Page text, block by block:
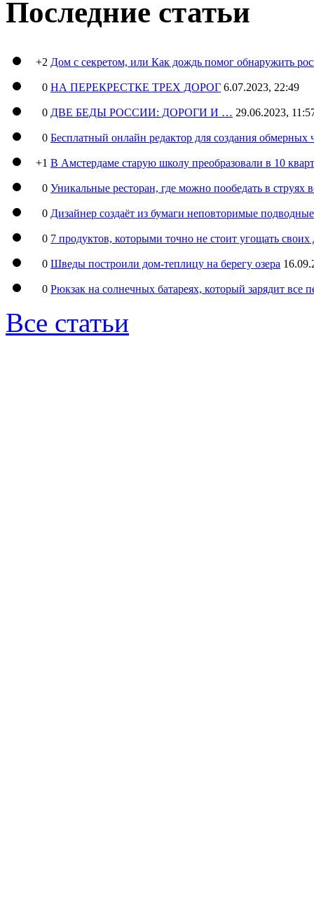
Последние статьи
+2 Дом с секретом, или Как дождь помог обнаружить
0 НА ПЕРЕКРЕСТКЕ ТРЕХ ДОРОГ 6.07.2023, 22:49
0 ДВЕ БЕДЫ РОССИИ: ДОРОГИ И … 29.06.2023,
0 Бесплатный онлайн редактор для создания обмерных
+1 В Амстердаме старую школу преобразовали в 10
0 Уникальные ресторан, где можно пообедать в струях
0 Дизайнер создаёт из бумаги неповторимые
0 7 продуктов, которыми точно не стоит угощать
0 Шведы построили дом-теплицу на берегу озера
0 Рюкзак на солнечных батареях, который зарядит все
Все статьи